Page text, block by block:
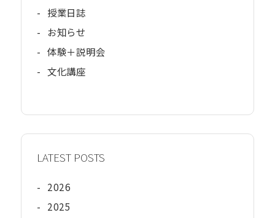
- 授業日誌
- お知らせ
- 体験＋説明会
- 文化講座
LATEST POSTS
- 2026
- 2025